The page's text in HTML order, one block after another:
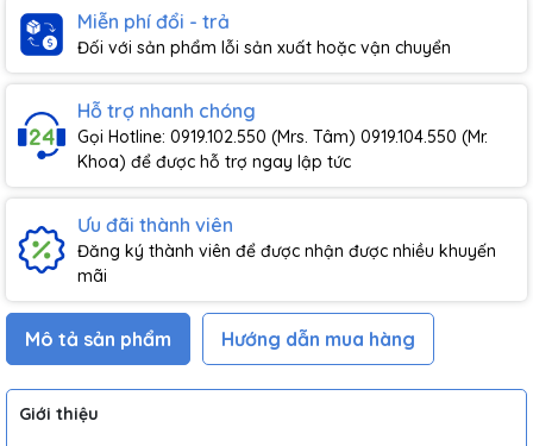
Miễn phí đổi - trả
Đối với sản phẩm lỗi sản xuất hoặc vận chuyển
Hỗ trợ nhanh chóng
Gọi Hotline: 0919.102.550 (Mrs. Tâm) 0919.104.550 (Mr.
Khoa) để được hỗ trợ ngay lập tức
Ưu đãi thành viên
Đăng ký thành viên để được nhận được nhiều khuyến
mãi
Mô tả sản phẩm Hướng dẫn mua hàng
Giới thiệu